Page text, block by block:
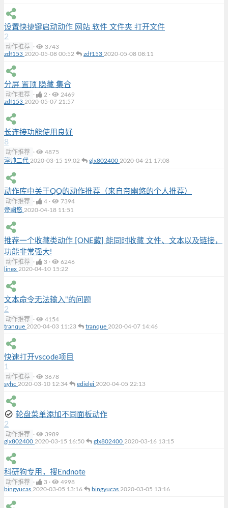
设置快捷键启动动作 网站 软件 文件夹 打开文件
2
动作推荐 ·
3743
zdf153 2020-05-08 00:52 zdf153 2020-05-08 08:11
分屏 置顶 隐藏 集合
动作推荐 · 2 ·
2469
zdf153 2020-05-07 21:57
长连接功能使用良好
8
动作推荐 ·
4875
淳帅二代 2020-03-15 19:02 glx802400 2020-04-21 17:08
动作库中关于QQ的动作推荐（来自帝幽悠的个人推荐）
动作推荐 · 4 ·
7394
帝幽悠 2020-04-18 11:51
推荐一个收藏类动作 [ONE藏] 能同时收藏 文件、文本以及链接，
功能非常强大!
动作推荐 · 3 ·
6246
linex 2020-04-10 15:22
文本命令无法输入"的问题
2
动作推荐 ·
4154
tranque 2020-04-03 11:23 tranque 2020-04-07 14:46
快速打开vscode项目
1
动作推荐 ·
3678
syhc 2020-03-10 12:34 edielei 2020-04-05 22:13
轮盘菜单添加不同面板动作
2
动作推荐 ·
3989
glx802400 2020-03-15 16:50 glx802400 2020-03-16 13:15
科研狗专用，搜Endnote
动作推荐 · 3 ·
4998
bingyucas 2020-03-05 13:16 bingyucas 2020-03-05 13:16